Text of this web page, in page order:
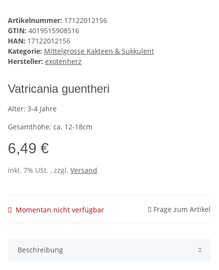
Artikelnummer: 17122012156
GTIN: 4019515908516
HAN: 17122012156
Kategorie: Mittelgrosse Kakteen & Sukkulent
Hersteller: exotenherz
Vatricania guentheri
Alter: 3-4 Jahre
Gesamthöhe: ca. 12-18cm
6,49 €
inkl. 7% USt. , zzgl. Versand
Momentan nicht verfügbar Frage zum Artikel
Beschreibung